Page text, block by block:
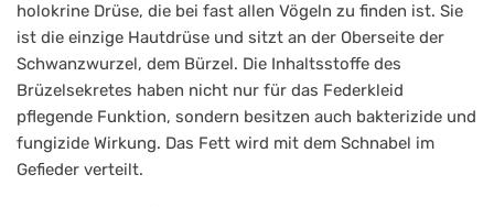
holokrine Drüse, die bei fast allen Vögeln zu finden ist. Sie
ist die einzige Hautdrüse und sitzt an der Oberseite der
Schwanzwurzel, dem Bürzel. Die Inhaltsstoffe des
Brüzelsekretes haben nicht nur für das Federkleid
pflegende Funktion, sondern besitzen auch bakterizide und
fungizide Wirkung. Das Fett wird mit dem Schnabel im
Gefieder verteilt.